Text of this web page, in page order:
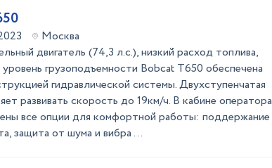
Москва
двигатель (74,3 л.с.), низкий расход топлива,
грузоподъемности Bobcat Т650 обеспечена
гидравлической системы. Двухступенчатая
развивать скорость до 19км/ч. В кабине оператора
все опции для комфортной работы: поддержание
защита от шума и вибра ...